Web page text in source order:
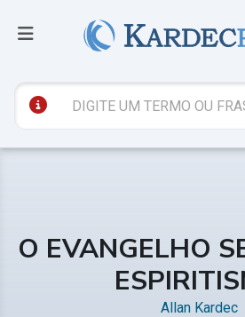
O EVANGELHO
Allan Kardec